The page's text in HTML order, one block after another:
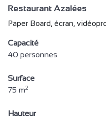
Restaurant Azalées
Paper Board, écran,
Capacité
40 personnes
Surface
75 m2
Hauteur